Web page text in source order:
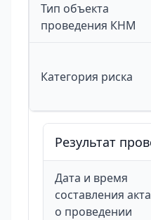
Тип объекта
проведения КНМ
Категория риска
Результат
Дата и время
составления акта
о проведении